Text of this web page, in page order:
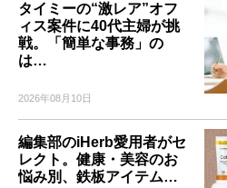
タイミーの“激レア”オフ
ィス案件に40代主婦が挑
戦。「簡単な事務」の
は…
2026年08月10日
編集部のiHerb愛用者がセ
レクト。健康・美容のお
悩み別、鉄板アイテム…